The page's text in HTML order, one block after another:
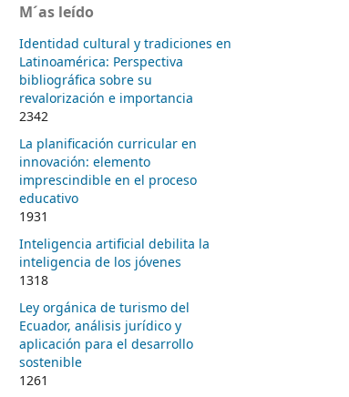
M´as leído
Identidad cultural y tradiciones en
Latinoamérica: Perspectiva
bibliográfica sobre su
revalorización e importancia
2342
La planificación curricular en
innovación: elemento
imprescindible en el proceso
educativo
1931
Inteligencia artificial debilita la
inteligencia de los jóvenes
1318
Ley orgánica de turismo del
Ecuador, análisis jurídico y
aplicación para el desarrollo
sostenible
1261